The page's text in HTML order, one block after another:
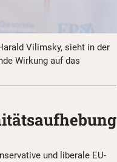
Vilimsky, sieht in der
Wirkung auf das
und liberale EU-